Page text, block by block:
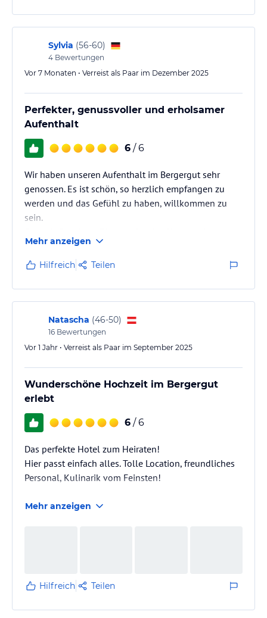
Sylvia (56-60)
4 Bewertungen
Vor 7 Monaten • Verreist als Paar im Dezember 2025
Perfekter, genussvoller und erholsamer
Aufenthalt
6 / 6
Wir haben unseren Aufenthalt im Bergergut sehr
genossen. Es ist schön, so herzlich empfangen zu
werden und das Gefühl zu haben, willkommen zu
sein.
und Küche, alles war perfekt. Das Bergergut ist ein
Platz zum Erholen, Entspannen und vor allem, um
die hervorragende Küche zu genießen. Ein tolles
Haus, ein tolles Team und perfekte Gastgeber.
Mehr anzeigen
Hilfreich Teilen
Natascha (46-50)
16 Bewertungen
Vor 1 Jahr • Verreist als Paar im September 2025
Wunderschöne Hochzeit im Bergergut
erlebt
6 / 6
Das perfekte Hotel zum Heiraten!
Hier passt einfach alles. Tolle Location, freundliches
Personal, Kulinarik vom Feinsten!
Mehr anzeigen
Hilfreich Teilen